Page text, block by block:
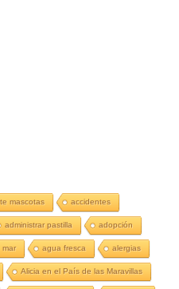
mascotas accidentes
administrar pastilla adopción
mar agua fresca alergias
Alicia en el País de las Maravillas